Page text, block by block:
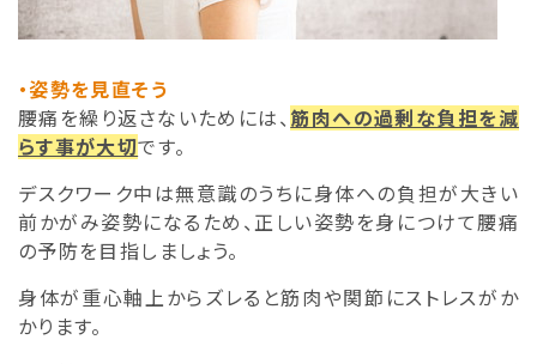
・姿勢を見直そう
腰痛を繰り返さないためには、筋肉への過剰な負担を減
らす事が大切です。
デスクワーク中は無意識のうちに身体への負担が大きい
前かがみ姿勢になるため、正しい姿勢を身につけて腰痛
の予防を目指しましょう。
身体が重心軸上からズレると筋肉や関節にストレスがか
かります。